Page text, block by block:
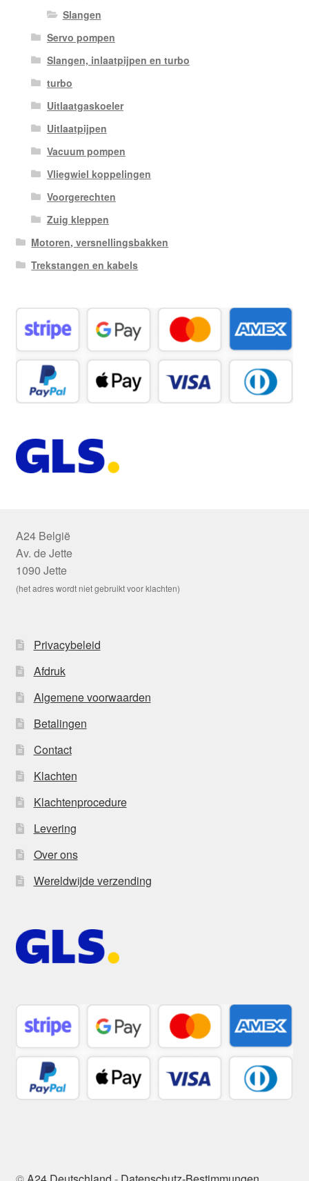
Slangen
Servo pompen
Slangen, inlaatpijpen en turbo
turbo
Uitlaatgaskoeler
Uitlaatpijpen
Vacuum pompen
Vliegwiel koppelingen
Voorgerechten
Zuig kleppen
Motoren, versnellingsbakken
Trekstangen en kabels
A24 België
Av. de Jette
1090 Jette
(het adres wordt niet gebruikt voor klachten)
Privacybeleid
Afdruk
Algemene voorwaarden
Betalingen
Contact
Klachten
Klachtenprocedure
Levering
Over ons
Wereldwijde verzending